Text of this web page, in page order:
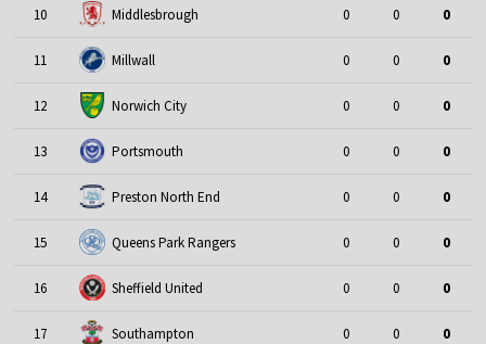
10 Middlesbrough 0 0 0
11 Millwall 0 0 0
12 Norwich City 0 0 0
13 Portsmouth 0 0 0
14 Preston North End 0 0 0
15 Queens Park Rangers 0 0 0
16 Sheffield United 0 0 0
17 Southampton 0 0 0